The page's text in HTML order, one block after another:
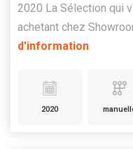
2020 La Sélection qui
achetant chez
d'information
2020